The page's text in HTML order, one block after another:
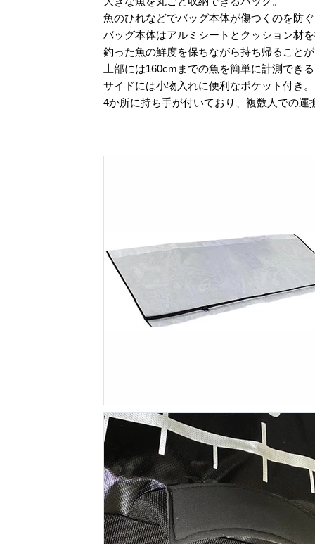
魚のひれなどでバッグ本体が傷つくのを防
バッグ本体はアルミシートとクッション材
釣った魚の鮮度を保ちながら持ち帰ること
上部には160cmまでの魚を簡単に計測でき
サイドには小物入れに便利なポケット付き
4か所に持ち手が付いており、複数人での運